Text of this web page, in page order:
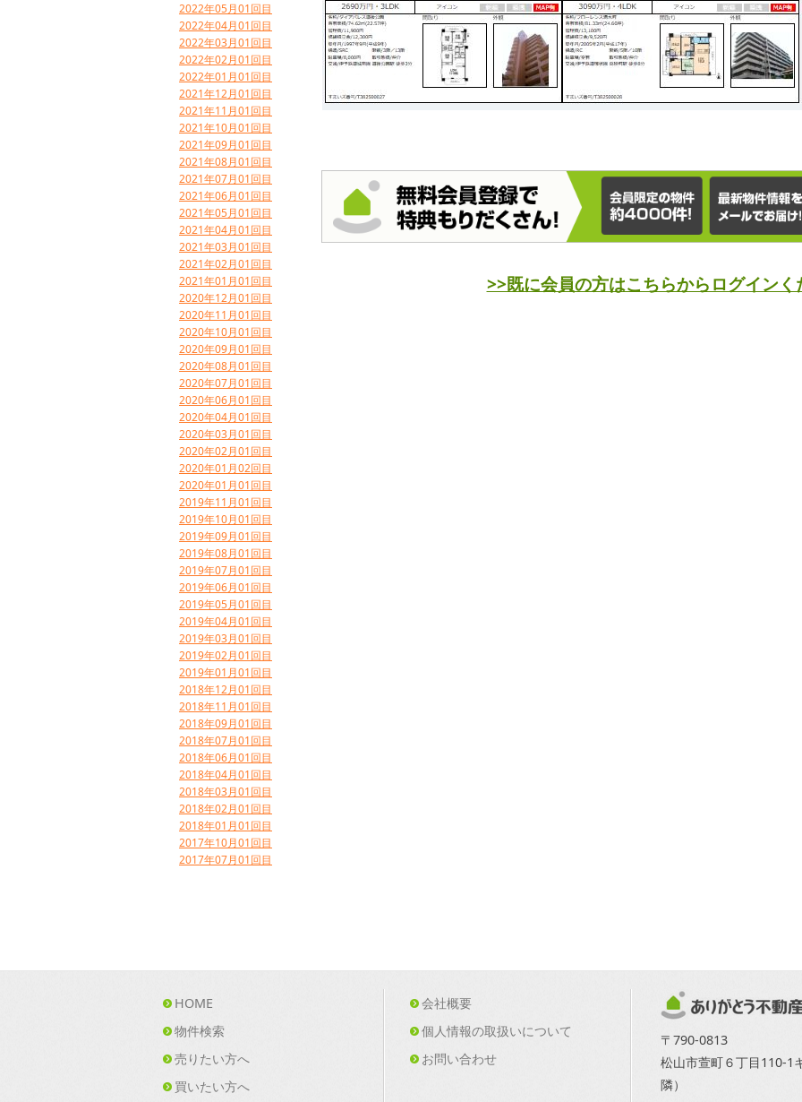
2022年05月01回目
2022年04月01回目
2022年03月01回目
2022年02月01回目
2022年01月01回目
2021年12月01回目
2021年11月01回目
2021年10月01回目
2021年09月01回目
2021年08月01回目
2021年07月01回目
2021年06月01回目
2021年05月01回目
2021年04月01回目
2021年03月01回目
2021年02月01回目
2021年01月01回目
2020年12月01回目
2020年11月01回目
2020年10月01回目
2020年09月01回目
2020年08月01回目
2020年07月01回目
2020年06月01回目
2020年04月01回目
2020年03月01回目
2020年02月01回目
2020年01月02回目
2020年01月01回目
2019年11月01回目
2019年10月01回目
2019年09月01回目
2019年08月01回目
2019年07月01回目
2019年06月01回目
2019年05月01回目
2019年04月01回目
2019年03月01回目
2019年02月01回目
2019年01月01回目
2018年12月01回目
2018年11月01回目
2018年09月01回目
2018年07月01回目
2018年06月01回目
2018年04月01回目
2018年03月01回目
2018年02月01回目
2018年01月01回目
2017年10月01回目
2017年07月01回目
>>既に会員の方はこちらからログインく
HOME
物件検索
売りたい方へ
買いたい方へ
会社概要
個人情報の取扱いについて
お問い合わせ
〒790-0813
松山市萱町６丁目110-1
隣）